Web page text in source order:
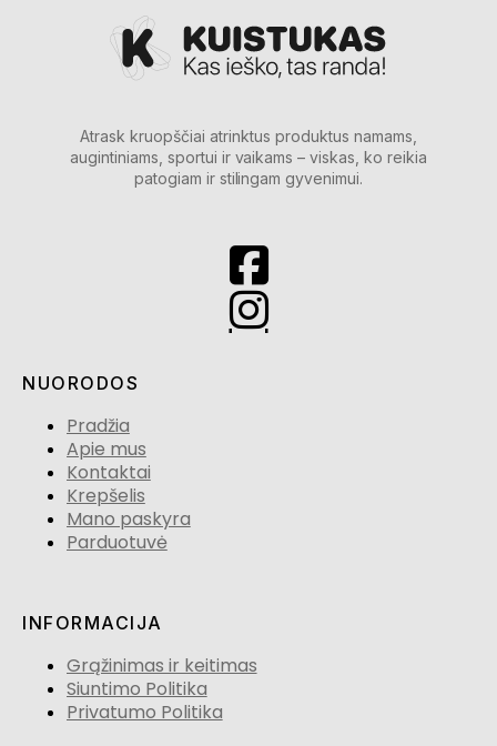
Atrask kruopščiai atrinktus produktus namams,
augintiniams, sportui ir vaikams – viskas, ko reikia
patogiam ir stilingam gyvenimui.
NUORODOS
Pradžia
Apie mus
Kontaktai
Krepšelis
Mano paskyra
Parduotuvė
INFORMACIJA
Grąžinimas ir keitimas
Siuntimo Politika
Privatumo Politika